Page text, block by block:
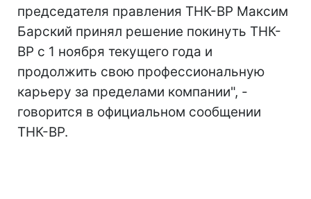
председателя правления ТНК-ВР Максим
Барский принял решение покинуть ТНК-
ВР с 1 ноября текущего года и
продолжить свою профессиональную
карьеру за пределами компании", -
говорится в официальном сообщении
ТНК-ВР.